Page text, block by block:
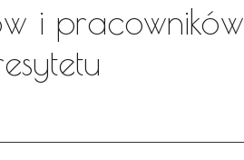
i pracowników